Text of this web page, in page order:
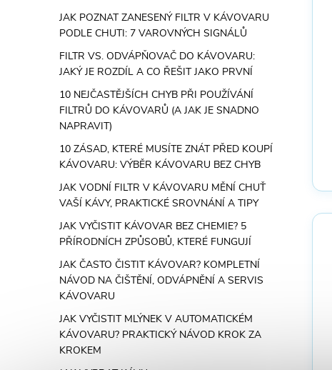
JAK POZNAT ZANESENÝ FILTR V KÁVOVARU
PODLE CHUTI: 7 VAROVNÝCH SIGNÁLŮ
FILTR VS. ODVÁPŇOVAČ DO KÁVOVARU:
JAKÝ JE ROZDÍL A CO ŘEŠIT JAKO PRVNÍ
10 NEJČASTĚJŠÍCH CHYB PŘI POUŽÍVÁNÍ
FILTRŮ DO KÁVOVARŮ (A JAK JE SNADNO
NAPRAVIT)
10 ZÁSAD, KTERÉ MUSÍTE ZNÁT PŘED KOUPÍ
KÁVOVARU: VÝBĚR KÁVOVARU BEZ CHYB
JAK VODNÍ FILTR V KÁVOVARU MĚNÍ CHUŤ
VAŠÍ KÁVY, PRAKTICKÉ SROVNÁNÍ A TIPY
JAK VYČISTIT KÁVOVAR BEZ CHEMIE? 5
PŘÍRODNÍCH ZPŮSOBŮ, KTERÉ FUNGUJÍ
JAK ČASTO ČISTIT KÁVOVAR? KOMPLETNÍ
NÁVOD NA ČIŠTĚNÍ, ODVÁPNĚNÍ A SERVIS
KÁVOVARU
JAK VYČISTIT MLÝNEK V AUTOMATICKÉM
KÁVOVARU? PRAKTICKÝ NÁVOD KROK ZA
KROKEM